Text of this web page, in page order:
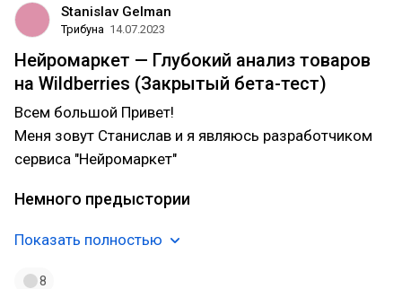
Stanislav Gelman
Трибуна 14.07.2023
Нейромаркет — Глубокий анализ товаров
на Wildberries (Закрытый бета-тест)
Всем большой Привет!
Меня зовут Станислав и я являюсь разработчиком
сервиса "Нейромаркет"
Немного предыстории
Показать полностью
8